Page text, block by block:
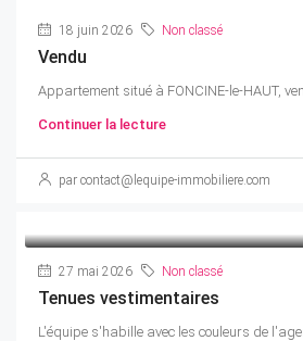
18 juin 2026 Non classé
Vendu
Appartement situé à FONCINE-le-HAUT,
Continuer la lecture
par contact@lequipe-immobiliere.com
27 mai 2026 Non classé
Tenues vestimentaires
L'équipe s'habille avec les couleurs de